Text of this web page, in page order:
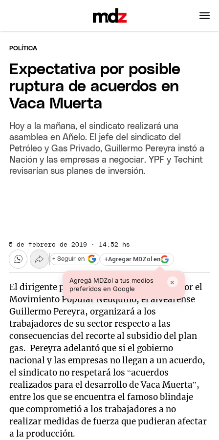
POLÍTICA
Expectativa por posible
ruptura de acuerdos en
Vaca Muerta
Hoy a la mañana, el sindicato realizará una
asamblea en Añelo. El jefe del sindicato del
Petróleo y Gas Privado, Guillermo Pereyra instó a
Nación y las empresas a negociar. YPF y Techint
revisarían sus planes de inversión.
5 de febrero de 2019 · 14:52 hs
+Agregar MDZol en
Agregá MDZol a tus medios
preferidos en Google
×
+ Seguir en
El dirigente petrolero y senador nacional por el
Movimiento Popular Neuquino, el alvearense
Guillermo Pereyra, organizará a los
trabajadores de su sector respecto a las
consecuencias del recorte al subsidio del plan
gas. Pereyra adelantó que si el gobierno
nacional y las empresas no llegan a un acuerdo,
el sindicato no respetará los “acuerdos
realizados para el desarrollo de Vaca Muerta”,
entre los que se encuentra el famoso blindaje
que comprometió a los trabajadores a no
realizar medidas de fuerza que pudieran afectar
a la producción.